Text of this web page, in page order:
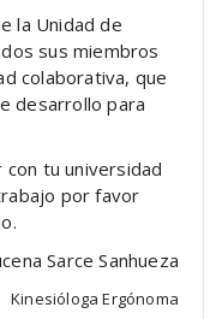
la Unidad de
sus miembros
colaborativa, que
desarrollo para
tu universidad
por favor
Sarce Sanhueza
Kinesióloga Ergónoma